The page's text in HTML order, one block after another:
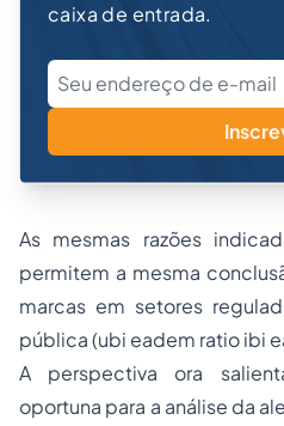
caixa de entrada.
As mesmas razões
permitem a mesma
marcas em setores
pública (ubi eadem ratio ibi
A perspectiva ora
oportuna para a análise da